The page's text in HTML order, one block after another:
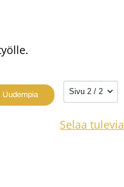
Uudempia
Sivun valinta
Selaa tulevia